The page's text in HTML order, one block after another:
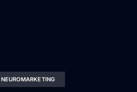
NEUROMARKETING